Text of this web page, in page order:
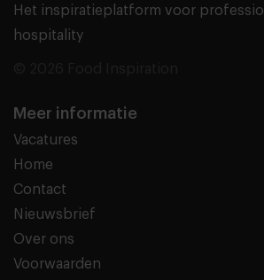
Het inspiratieplatform voor
hospitality
Meer informatie
Vacatures
Home
Contact
Nieuwsbrief
Over ons
Voorwaarden